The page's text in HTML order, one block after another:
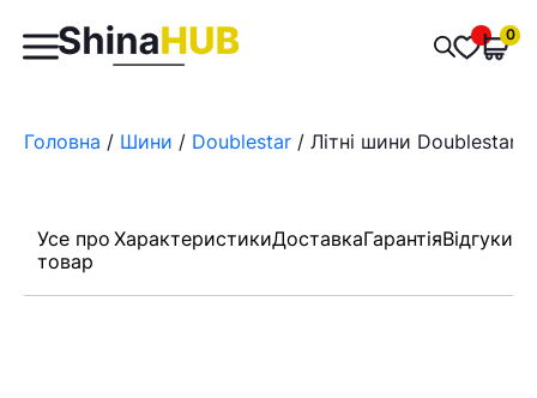
Пошук
товарів
0
Головна / Шини / Doublestar / Літні шини Doublestar
Усе про
товар
ХарактеристикиДоставкаГарантіяВідгуки